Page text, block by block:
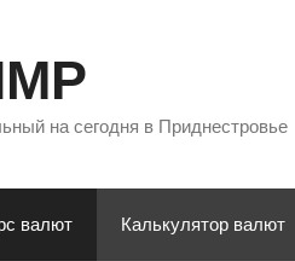
на сегодня в Приднестровье
валют Калькулятор валют